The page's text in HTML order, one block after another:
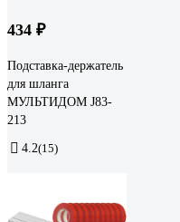
434 ₽
Подставка-держатель
для шланга
МУЛЬТИДОМ J83-
213
4.2(15)